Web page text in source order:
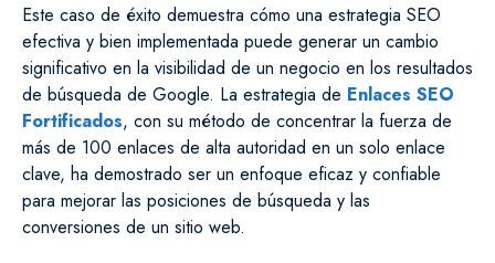
Este caso de éxito demuestra cómo una estrategia SEO
efectiva y bien implementada puede generar un cambio
significativo en la visibilidad de un negocio en los resultados
de búsqueda de Google. La estrategia de Enlaces SEO
Fortificados, con su método de concentrar la fuerza de
más de 100 enlaces de alta autoridad en un solo enlace
clave, ha demostrado ser un enfoque eficaz y confiable
para mejorar las posiciones de búsqueda y las
conversiones de un sitio web.